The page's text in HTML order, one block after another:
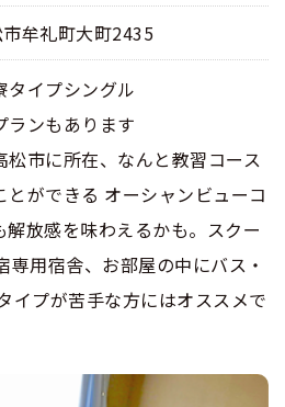
牟礼町大町2435
タイプシングル
ランもあります
松市に所在、なんと教習コース
ができる オーシャンビューコ
放感を味わえるかも。スクー
用宿舎、お部屋の中にバス・
イプが苦手な方にはオススメで